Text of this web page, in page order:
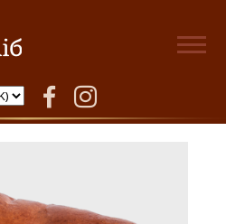
facebookinstagram